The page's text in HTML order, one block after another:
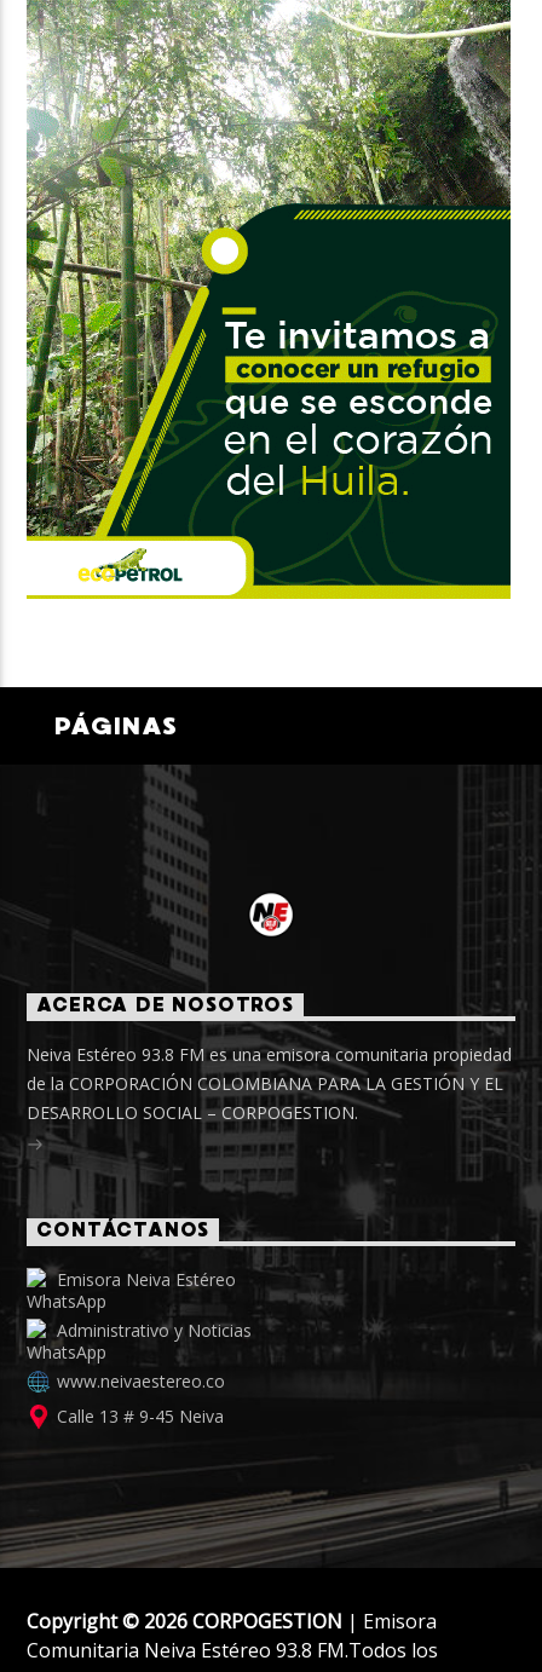
PÁGINAS
ACERCA DE NOSOTROS
Neiva Estéreo 93.8 FM es una emisora comunitaria propiedad
de la CORPORACIÓN COLOMBIANA PARA LA GESTIÓN Y EL
DESARROLLO SOCIAL – CORPOGESTION.
CONTÁCTANOS
Emisora Neiva Estéreo
Administrativo y Noticias
www.neivaestereo.co
Calle 13 # 9-45 Neiva
Copyright © 2026 CORPOGESTION | Emisora
Comunitaria Neiva Estéreo 93.8 FM.Todos los